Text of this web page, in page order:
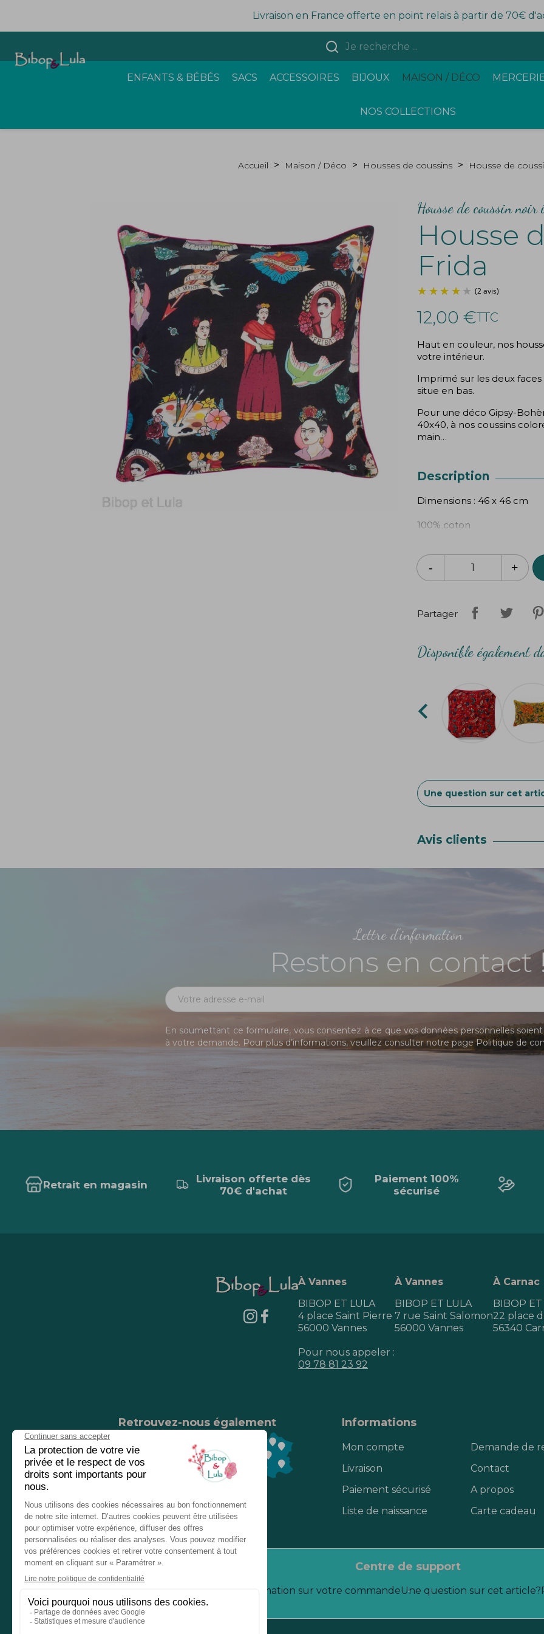
Livraison en France offerte en point relais à partir de 70€
ENFANTS & BÉBÉS SACS ACCESSOIRES BIJOUX MAISON / DÉCO
NOS COLLECTIONS
Accueil Maison / Déco Housses de coussins Housse de
Housse de coussin
Housse
Frida
12,00 €TTC
Haut en couleur, nos
votre intérieur.
Imprimé sur les deux
situe en bas.
Pour une déco Gipsy-
40x40, à nos coussins
main…
Description
Dimensions : 46 x 46 cm
100% coton
housse vendue sans
Partager
Disponible également

Une question sur cet
Avis clients
Lettre d'information
Restons en contact !
En soumettant ce formulaire, vous consentez à ce que vos données personnelles
à votre demande. Pour plus d’informations, veuillez consulter notre pagePolitique de
Retrait en magasin
Livraison offerte dès
70€ d'achat
Paiement 100%
sécurisé
À Vannes
BIBOP ET LULA
4 place Saint Pierre
56000 Vannes
Pour nous appeler :
09 78 81 23 92
À Vannes
BIBOP ET LULA
7 rue Saint Salomon
56000 Vannes
À Carnac
BIBOP ET
22 place
56340
Retrouvez-nous également
Nos magasins
Chez nos revendeurs
Informations
Mon compte
Livraison
Paiement sécurisé
Liste de naissance
Demande de
Contact
A propos
Carte cadeau
centre de support
Information sur votre commandeUne question sur cet article?